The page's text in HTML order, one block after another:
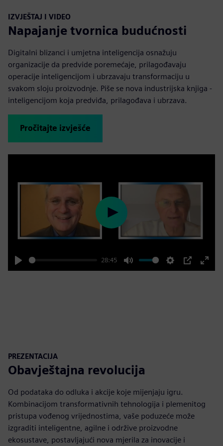
IZVJEŠTAJ I VIDEO
Napajanje tvornica budućnosti
Digitalni blizanci i umjetna inteligencija osnažuju
organizacije da predvide poremećaje, prilagođavaju
operacije inteligencijom i ubrzavaju transformaciju u
svakom sloju proizvodnje. Piše se nova industrijska knjiga -
inteligencijom koja predviđa, prilagođava i ubrzava.
Pročitajte izvješće
Play
28:45
Mute Settings
PIP
Enter
Play
PREZENTACIJA
Obavještajna revolucija
Od podataka do odluka i akcije koje mijenjaju igru.
Kombinacijom transformativnih tehnologija i plemenitog
pristupa vođenog vrijednostima, vaše poduzeće može
izgraditi inteligentne, agilne i održive proizvodne
ekosustave, postavljajući nova mjerila za inovacije i